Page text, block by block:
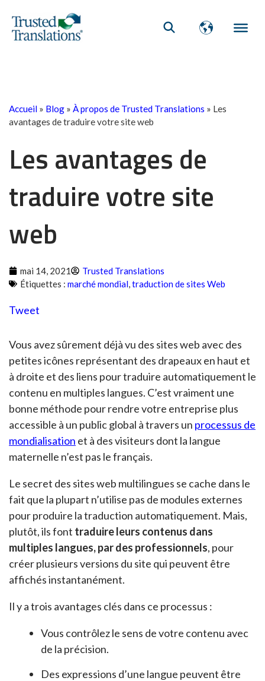
Accueil » Blog » À propos de Trusted Translations » Les
avantages de traduire votre site web
Les avantages de
traduire votre site
web
mai 14, 2021
Trusted Translations
Étiquettes : marché mondial,traduction de sites Web
Tweet
Vous avez sûrement déjà vu des sites web avec des
petites icônes représentant des drapeaux en haut et
à droite et des liens pour traduire automatiquement le
contenu en multiples langues. C’est vraiment une
bonne méthode pour rendre votre entreprise plus
accessible à un public global à travers un processus de
mondialisation et à des visiteurs dont la langue
maternelle n’est pas le français.
Le secret des sites web multilingues se cache dans le
fait que la plupart n’utilise pas de modules externes
pour produire la traduction automatiquement. Mais,
plutôt, ils font traduire leurs contenus dans
multiples langues, par des professionnels, pour
créer plusieurs versions du site qui peuvent être
affichés instantanément.
Il y a trois avantages clés dans ce processus :
Vous contrôlez le sens de votre contenu avec
de la précision.
Des expressions d’une langue peuvent être